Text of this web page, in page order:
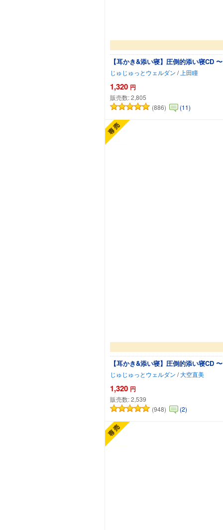
【耳かき&添い寝】圧倒的添い寝CD
じゅじゅっとウェルダン /上田瞳
1,320 円
販売数:2,805
(886)
(11)
【耳かき&添い寝】圧倒的添い寝CD
じゅじゅっとウェルダン /大空直美
1,320 円
販売数:2,539
(948)
(2)